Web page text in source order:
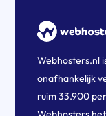
Webhosters.nl
onafhankelijk
ruim 33.900